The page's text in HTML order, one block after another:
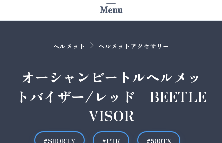
Menu
ヘルメット ヘルメットアクセサリー
オーシャンビートルヘルメッ
トバイザー/レッド BEETLE
VISOR
#SHORTY #PTR #500TX